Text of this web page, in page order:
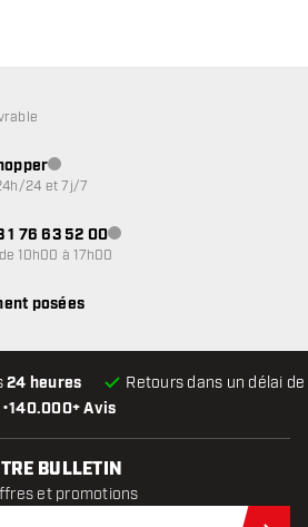
•140.000+ Avis
24 heures Retours dans un délai de
posées
Service client indisponible
24 et 7j/7
1 76 63 52 00Service client indisponible
10h00 à 17h00
BULLETIN
et promotions